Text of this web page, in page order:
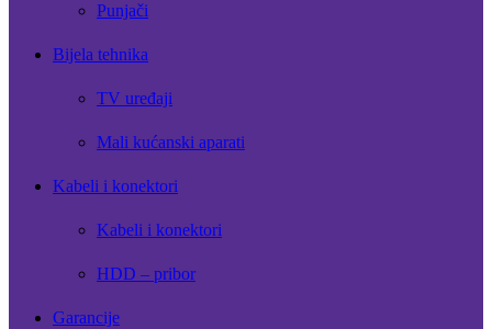
Punjači
Bijela tehnika
TV uređaji
Mali kućanski aparati
Kabeli i konektori
Kabeli i konektori
HDD – pribor
Garancije